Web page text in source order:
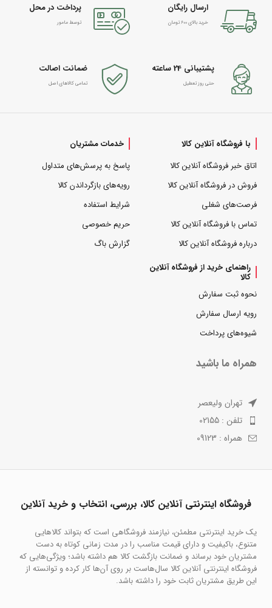
ارسال رایگان
خرید بالای 600 تومان
پرداخت در محل
توسط مامور
پشتیبانی 24 ساعته
حتی روز تعطیل
ضمانت اصالت
تمامی کالاهای اصل
با فروشگاه آنلاین کالا
اتاق خبر فروشگاه آنلاین کالا
فروش در فروشگاه آنلاین کالا
فرصت‌های شغلی
تماس با فروشگاه آنلاین کالا
درباره فروشگاه آنلاین کالا
خدمات مشتریان
پاسخ به پرسش‌های متداول
رویه‌های بازگرداندن کالا
شرایط استفاده
حریم خصوصی
گزارش باگ
راهنمای خرید از فروشگاه آنلاین
کالا
نحوه ثبت سفارش
رویه ارسال سفارش
شیوه‌های پرداخت
همراه ما باشید
تهران ولیعصر
تلفن : 02155
همراه : 09123
فروشگاه اینترنتی آنلاین کالا، بررسی، انتخاب و خرید آنلاین
یک خرید اینترنتی مطمئن، نیازمند فروشگاهی است که بتواند کالاهایی
متنوع، باکیفیت و دارای قیمت مناسب را در مدت زمانی کوتاه به دست
مشتریان خود برساند و ضمانت بازگشت کالا هم داشته باشد؛ ویژگی‌هایی که
فروشگاه اینترنتی آنلاین کالا سال‌هاست بر روی آن‌ها کار کرده و توانسته از
این طریق مشتریان ثابت خود را داشته باشد.